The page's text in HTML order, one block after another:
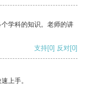
学科的知识。老师的讲
支持[0] 反对[0]
上手。